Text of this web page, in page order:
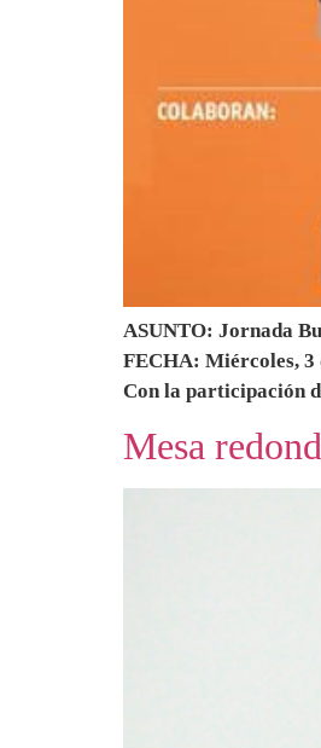
ASUNTO: Jornada
FECHA: Miércoles, 3
Con la participación
Mesa